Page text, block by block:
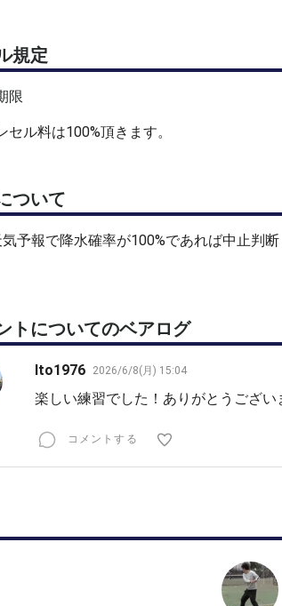
規定
限
セル料は100%頂きます。
ついて
予報で降水確率が100%であれば中止判
トについてのベアログ
Ito1976 2026/6/8(月) 15:04
楽しい練習でした！ありがとうござい
コメントする